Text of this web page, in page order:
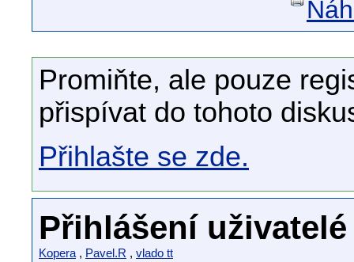
Promiňte, ale pouze
přispívat do tohoto
Přihlašte se zde.
Přihlášení uživatelé
Kopera, Pavel.R , vlado tt